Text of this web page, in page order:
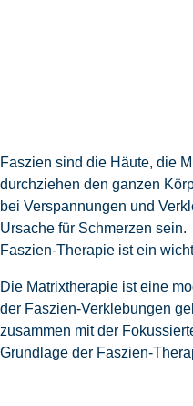
Faszien sind die Häute, die
durchziehen den ganzen
bei Verspannungen und
Ursache für Schmerzen sein.
Faszien-Therapie ist ein
Die Matrixtherapie ist eine
der Faszien-Verklebungen
zusammen mit der
Grundlage der Faszien-